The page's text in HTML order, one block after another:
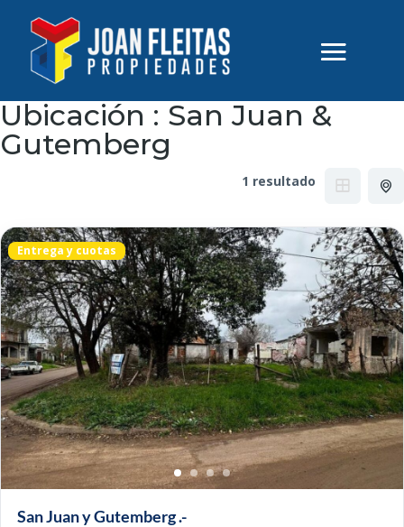
Ubicación : San Juan &
Gutemberg
1 resultado
Entrega y cuotas
San Juan y Gutemberg .-